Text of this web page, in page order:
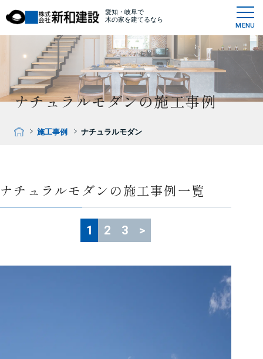
愛知・岐阜で
木の家を建てるなら
MENU
ナチュラルモダンの施工事例
施工事例 ナチュラルモダン
ナチュラルモダンの施工事例一覧
1 2 3 >